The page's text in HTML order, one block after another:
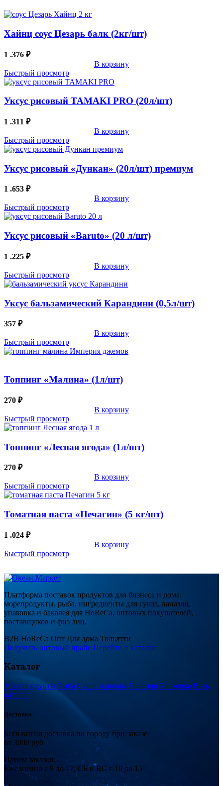
Хайнц соус Цезарь балк (2кг/шт)
1 .376 ₽
В корзину
Быстрый просмотр
Уксус рисовый TAMAKI PRO (20л/шт)
1 .311 ₽
В корзину
Быстрый просмотр
Уксус рисовый «Дункан» (20л/шт) премиум
1 .653 ₽
В корзину
Быстрый просмотр
Уксус рисовый «Baruto» (20 л/шт)
1 .225 ₽
В корзину
Быстрый просмотр
Уксус бальзамический Карандини (0,5л/шт)
357 ₽
В корзину
Быстрый просмотр
Топпинг «Малина» (1л/шт)
270 ₽
В корзину
Быстрый просмотр
Топпинг «Лесная ягода» (1л/шт)
270 ₽
В корзину
Быстрый просмотр
Томатная паста «Печагин» (5 кг/шт)
1 .024 ₽
В корзину
Быстрый просмотр
Платформа поставок продуктов для бизнеса и дома:
морепродукты, рыба, ингредиенты для суши, паназия,
упаковка и бакалея для HoReCa, оптовых покупателей,
поставщиков и физ лиц.
B2B HoReCa Опт Для дома Тольятти
Получить оптовый прайс Перейти в каталог
Каталог
Морепродукты Рыба Суши и роллы Паназия Упаковка Весь
каталог
Доставка
Бесплатная доставка по городу при заказе
от 3000 руб
Прием заказов:
Ежедневно с 9 до 17, СБ и ВС с 10 до 15